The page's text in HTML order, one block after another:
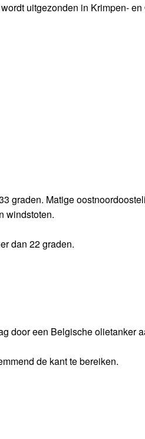
uitgezonden in Krimpen-
graden. Matige
windstoten.
dan 22 graden.
door een Belgische olietanker
de kant te bereiken.